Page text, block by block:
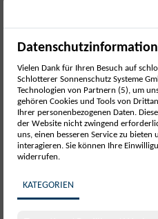
Um den Dienst von
dem Laden des
Schlotterer.
Video laden
Die faltbare
Seit 2021 kann man
Insektenschutz-Tür-
Türezurückgreifen. Diese
werden, wenn kein
sich auch für große
Datenschutzinformation
Vielen Dank für Ihren Besuch auf
Schlotterer Sonnenschutz Systeme
Technologien von Partnern (5), um
gehören Cookies und Tools von
Ihrer personenbezogenen Daten.
der Website nicht zwingend
uns, einen besseren Service zu bieten
interagieren. Sie können Ihre
widerrufen.
KATEGORIEN